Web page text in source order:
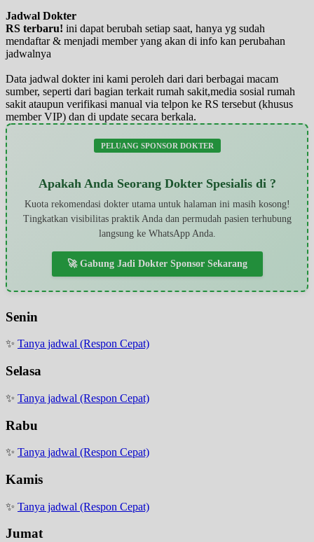
Jadwal Dokter
RS terbaru! ini dapat berubah setiap saat, hanya yg sudah
mendaftar & menjadi member yang akan di info kan perubahan
jadwalnya
Data jadwal dokter ini kami peroleh dari dari berbagai macam
sumber, seperti dari bagian terkait rumah sakit,media sosial rumah
sakit ataupun verifikasi manual via telpon ke RS tersebut (khusus
member VIP) dan di update secara berkala.
PELUANG SPONSOR DOKTER
Apakah Anda Seorang Dokter Spesialis di ?
Kuota rekomendasi dokter utama untuk halaman ini masih kosong!
Tingkatkan visibilitas praktik Anda dan permudah pasien terhubung
langsung ke WhatsApp Anda.
🚀 Gabung Jadi Dokter Sponsor Sekarang
Senin
✨ Tanya jadwal (Respon Cepat)
Selasa
✨ Tanya jadwal (Respon Cepat)
Rabu
✨ Tanya jadwal (Respon Cepat)
Kamis
✨ Tanya jadwal (Respon Cepat)
Jumat